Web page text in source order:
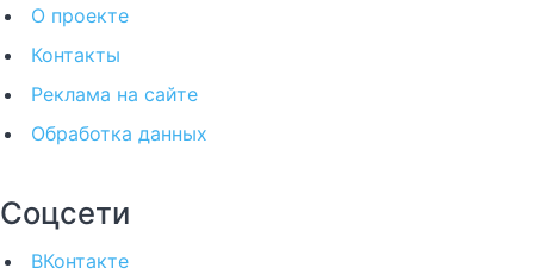
О проекте
Контакты
Реклама на сайте
Обработка данных
Соцсети
ВКонтакте